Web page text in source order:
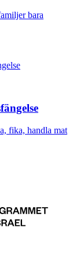
bara
fika, handla mat